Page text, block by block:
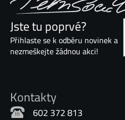
Jste tu poprvé?
Přihlaste se k odběru novinek a
nezmeškejte žádnou akci!
Kontakty
602 372 813